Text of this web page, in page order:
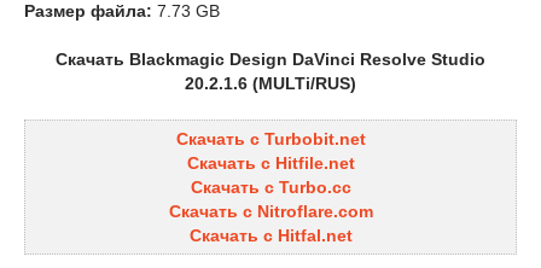
Размер файла: 7.73 GB
Скачать Blackmagic Design DaVinci Resolve Studio
20.2.1.6 (MULTi/RUS)
Скачать с Turbobit.net
Скачать с Hitfile.net
Скачать с Turbo.cc
Скачать с Nitroflare.com
Скачать с Hitfal.net